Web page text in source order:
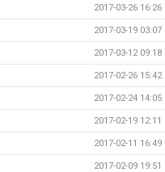
2017-03-26 16:26
2017-03-19 03:07
2017-03-12 09:18
2017-02-26 15:42
2017-02-24 14:05
2017-02-19 12:11
2017-02-11 16:49
2017-02-09 19:51